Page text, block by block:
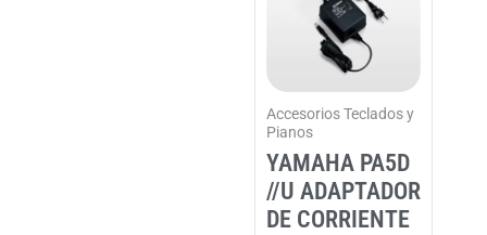
Accesorios Teclados y
Pianos
YAMAHA PA5D
//U ADAPTADOR
DE CORRIENTE